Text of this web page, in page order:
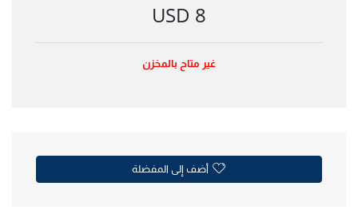
8 USD
غير متاح بالمخزن
أضف إلى المفضلة